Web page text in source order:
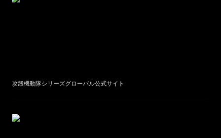
攻殻機動隊シリーズグローバル公式サイト
Paradox Live THE ANIMATION OP